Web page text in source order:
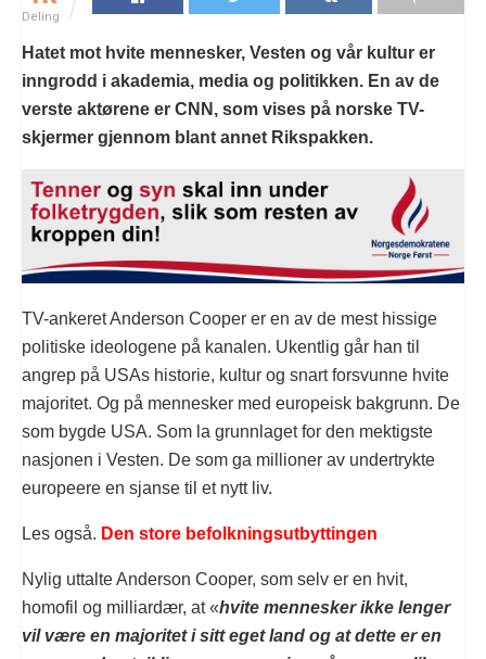
Deling
Hatet mot hvite mennesker, Vesten og vår kultur er
inngrodd i akademia, media og politikken. En av de
verste aktørene er CNN, som vises på norske TV-
skjermer gjennom blant annet Rikspakken.
TV-ankeret Anderson Cooper er en av de mest hissige
politiske ideologene på kanalen. Ukentlig går han til
angrep på USAs historie, kultur og snart forsvunne hvite
majoritet. Og på mennesker med europeisk bakgrunn. De
som bygde USA. Som la grunnlaget for den mektigste
nasjonen i Vesten. De som ga millioner av undertrykte
europeere en sjanse til et nytt liv.
Les også. Den store befolkningsutbyttingen
Nylig uttalte Anderson Cooper, som selv er en hvit,
homofil og milliardær, at «hvite mennesker ikke lenger
vil være en majoritet i sitt eget land og at dette er en